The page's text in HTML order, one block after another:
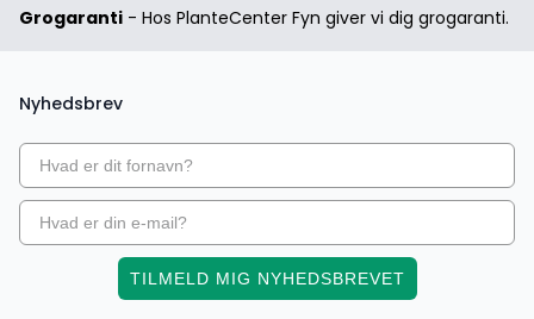
Grogaranti - Hos PlanteCenter Fyn giver vi dig grogaranti.
Nyhedsbrev
TILMELD MIG NYHEDSBREVET